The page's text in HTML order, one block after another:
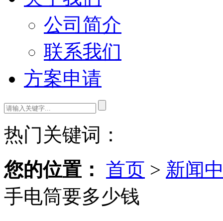
公司简介
联系我们
方案申请
热门关键词：
您的位置： 首页 > 新闻
手电筒要多少钱